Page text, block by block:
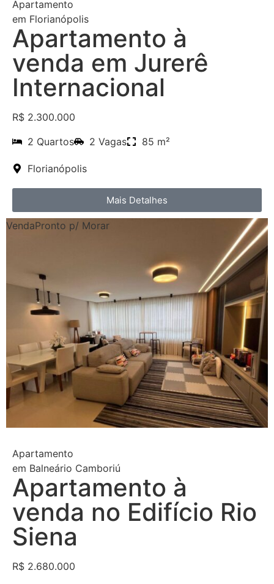
Apartamento
em Florianópolis
Apartamento à
venda em Jurerê
Internacional
R$ 2.300.000
2 Quartos
2 Vagas 85 m²
Florianópolis
Mais Detalhes
VendaPronto p/ Morar
Apartamento
em Balneário Camboriú
Apartamento à
venda no Edifício Rio
Siena
R$ 2.680.000